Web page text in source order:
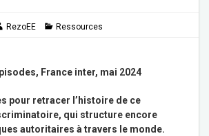
RezoEE Ressources
France inter, mai 2024
pour retracer l’histoire de ce
qui structure encore
autoritaires à travers le monde.